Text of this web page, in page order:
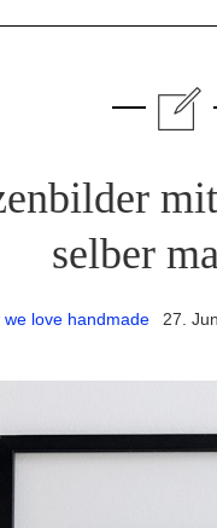
selber
we love handmade 27.